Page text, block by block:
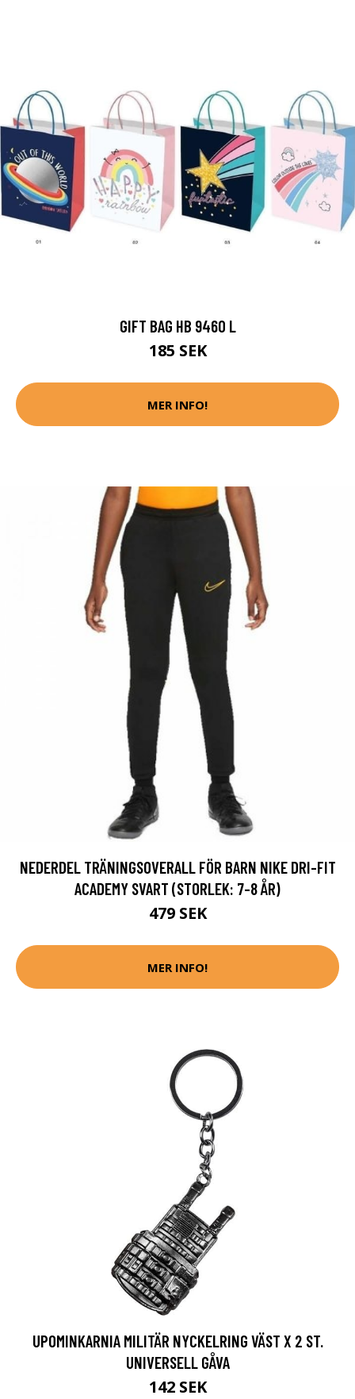
GIFT BAG HB 9460 L
185 SEK
MER INFO!
NEDERDEL TRÄNINGSOVERALL FÖR BARN NIKE DRI-FIT
ACADEMY SVART (STORLEK: 7-8 ÅR)
479 SEK
MER INFO!
UPOMINKARNIA MILITÄR NYCKELRING VÄST X 2 ST.
UNIVERSELL GÅVA
142 SEK